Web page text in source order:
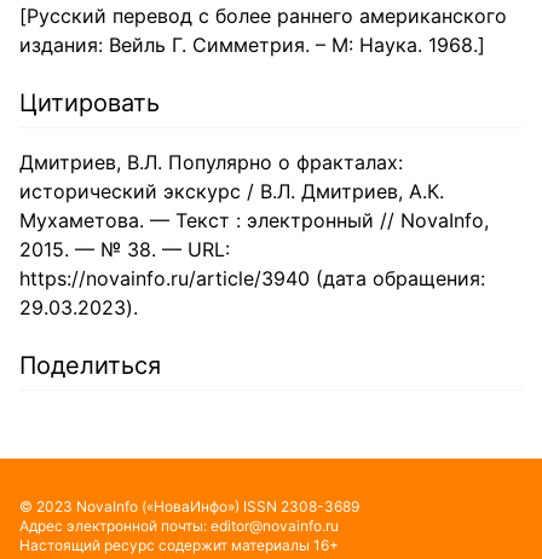
[Русский перевод с более раннего американского
издания: Вейль Г. Симметрия. – М: Наука. 1968.]
Цитировать
Дмитриев, В.Л. Популярно о фракталах:
исторический экскурс / В.Л. Дмитриев, А.К.
Мухаметова. — Текст : электронный // NovaInfo,
2015. — № 38. — URL:
https://novainfo.ru/article/3940 (дата обращения:
29.03.2023).
Поделиться
© 2023 NovaInfo («НоваИнфо») ISSN 2308-3689
Адрес электронной почты: editor@novainfo.ru
Настоящий ресурс содержит материалы 16+